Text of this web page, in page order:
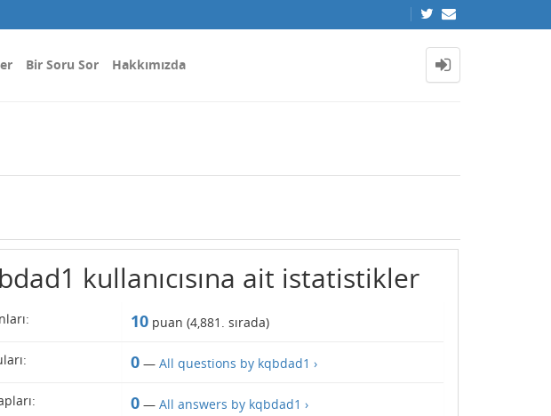
Bir Soru Sor Hakkımızda
kullanıcısına ait istatistikler
10puan (4,881 . sırada)
0— All questions by kqbdad1 ›
0— All answers by kqbdad1 ›